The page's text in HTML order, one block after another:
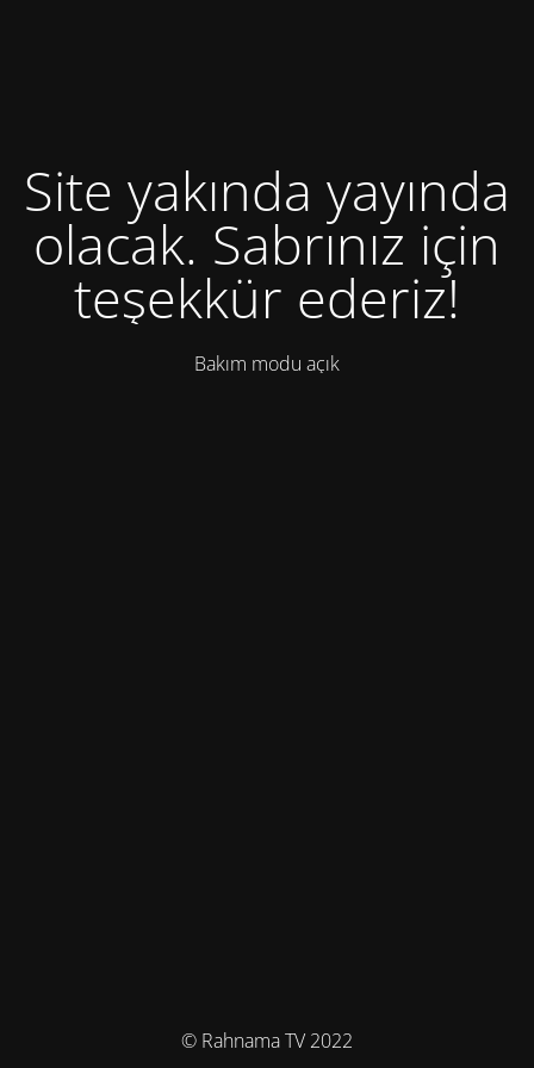
Site yakında yayında
olacak. Sabrınız için
teşekkür ederiz!
Bakım modu açık
© Rahnama TV 2022